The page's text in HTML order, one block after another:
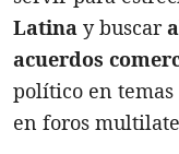
Latina y buscar
acuerdos
político en
en foros